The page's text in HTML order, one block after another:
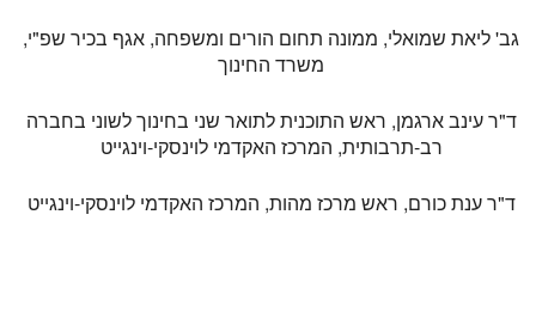
גב' ליאת שמואלי, ממונה תחום הורים ומשפחה, אגף בכיר שפ"י,
משרד החינוך
ד"ר עינב ארגמן, ראש התוכנית לתואר שני בחינוך לשוני בחברה
רב-תרבותית, המרכז האקדמי לוינסקי-וינגייט
ד"ר ענת כורם, ראש מרכז מהות, המרכז האקדמי לוינסקי-וינגייט